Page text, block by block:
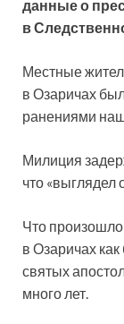
данные о
в
Местные
в Озаричах
ранениями
Милиция
что
Что
в Озаричах
святых
много лет.